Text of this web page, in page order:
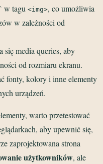
w tagu <img>, co umożliwia
w zależności od
się media queries, aby
od rozmiaru ekranu.
fonty, kolory i inne elementy
urządzeń.
warto przetestować
aby upewnić się,
zaprojektowana strona
użytkowników, ale